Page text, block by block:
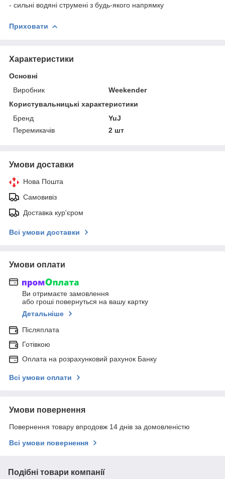
- сильні водяні струмені з будь-якого напрямку
Приховати
Характеристики
Основні
Виробник
Weekender
Користувальницькі характеристики
Бренд
YuJ
Перемикачів
2 шт
Умови доставки
Нова Пошта
Самовивіз
Доставка кур'єром
Всі умови доставки
Умови оплати
Ви отримаєте замовлення
або гроші повернуться на вашу картку
Детальніше
Післяплата
Готівкою
Оплата на розрахунковий рахунок Банку
Всі умови оплати
Умови повернення
Повернення товару впродовж 14 днів за домовленістю
Всі умови повернення
Подібні товари компанії